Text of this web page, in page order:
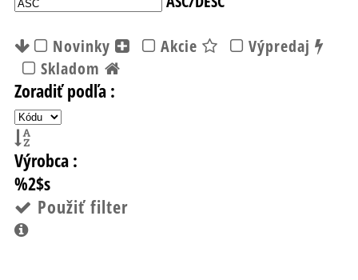
Novinky
Akcie
Výpredaj
Skladom
Zoradiť podľa :
Výrobca :
%2$s
Použiť filter